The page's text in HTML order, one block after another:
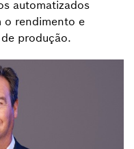
automatizados
o rendimento e
produção.